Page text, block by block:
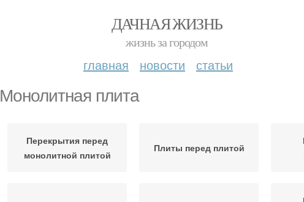
ДАЧНАЯ ЖИЗНЬ
жизнь за городом
главная новости статьи
Монолитная плита
Перекрытия перед
монолитной плитой
Плиты перед плитой